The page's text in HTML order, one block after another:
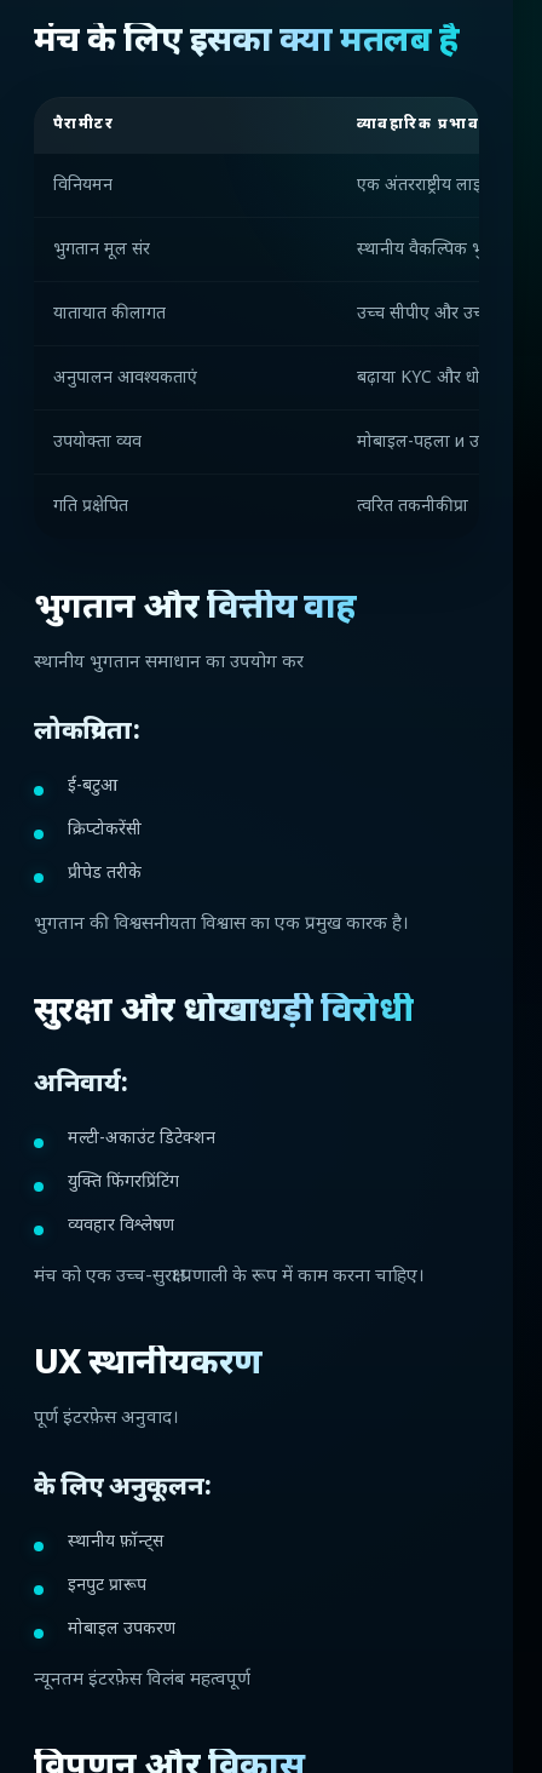
मंच के लिए इसका क्या मतलब है
पैरामीटर व्यावहारिक प्रभाव
विनियमन एक अंतरराष्ट्रीय लाइसेंस के
भुगतान मूल संर स्थानीय वैकल्पिक भुगतान
यातायात की लागत उच्च सीपीए और उच्च
अनुपालन आवश्यकताएं बढ़ाया KYC और धोखाधड़ी
उपयोक्ता व्यव मोबाइल-पहला и उच्च सत्र
गति प्रक्षेपित त्वरित तकनीकी प्रा
भुगतान और वित्तीय प्रवाह
स्थानीय भुगतान समाधान का उपयोग कर
लोकप्रियता:
ई-बटुआ
क्रिप्टोकरेंसी
प्रीपेड तरीके
भुगतान की विश्वसनीयता विश्वास का एक प्रमुख कारक है।
सुरक्षा और धोखाधड़ी विरोधी
अनिवार्य:
मल्टी-अकाउंट डिटेक्शन
युक्ति फिंगरप्रिंटिंग
व्यवहार विश्लेषण
मंच को एक उच्च-सुरक्षा प्रणाली के रूप में काम करना चाहिए।
UX स्थानीयकरण
पूर्ण इंटरफ़ेस अनुवाद।
के लिए अनुकूलन:
स्थानीय फ़ॉन्ट्स
इनपुट प्रारूप
मोबाइल उपकरण
न्यूनतम इंटरफ़ेस विलंब महत्वपूर्ण